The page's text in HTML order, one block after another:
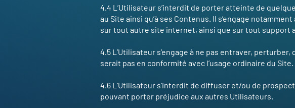
4.4 L’Utilisateur s’interdit de porter atteinte de
au Site ainsi qu’à ses Contenus. Il s’engage
sur tout autre site internet, ainsi que sur tout support
4.5 L’Utilisateur s’engage à ne pas entraver,
serait pas en conformité avec l’usage ordinaire du Site.
4.6 L’Utilisateur s’interdit de diffuser et/ou de
pouvant porter préjudice aux autres Utilisateurs.